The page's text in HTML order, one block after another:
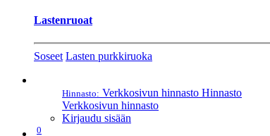
Lastenruoat
Soseet Lasten purkkiruoka
Hinnasto: Verkkosivun hinnasto Hinnasto
Verkkosivun hinnasto
Kirjaudu sisään
0